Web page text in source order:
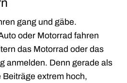
gang und gäbe.
oder Motorrad fahren
das Motorrad oder das
anmelden. Denn gerade als
extrem hoch,